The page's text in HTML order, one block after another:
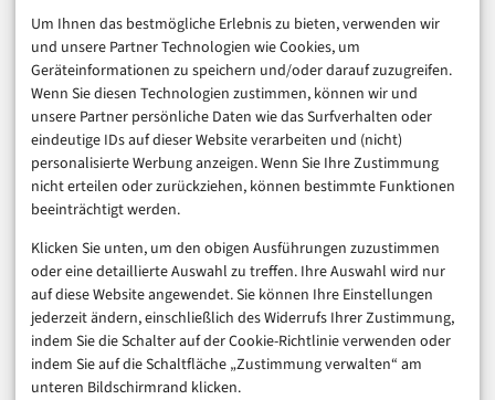
Um Ihnen das bestmögliche Erlebnis zu bieten, verwenden wir
und unsere Partner Technologien wie Cookies, um
Geräteinformationen zu speichern und/oder darauf zuzugreifen.
Wenn Sie diesen Technologien zustimmen, können wir und
unsere Partner persönliche Daten wie das Surfverhalten oder
eindeutige IDs auf dieser Website verarbeiten und (nicht)
personalisierte Werbung anzeigen. Wenn Sie Ihre Zustimmung
nicht erteilen oder zurückziehen, können bestimmte Funktionen
beeinträchtigt werden.
Klicken Sie unten, um den obigen Ausführungen zuzustimmen
oder eine detaillierte Auswahl zu treffen. Ihre Auswahl wird nur
auf diese Website angewendet. Sie können Ihre Einstellungen
jederzeit ändern, einschließlich des Widerrufs Ihrer Zustimmung,
indem Sie die Schalter auf der Cookie-Richtlinie verwenden oder
indem Sie auf die Schaltfläche „Zustimmung verwalten“ am
unteren Bildschirmrand klicken.
mehr Implementierungsaufwand erfordern, als die
glatte Marketing-Rhetorik suggeriert.
Akzeptanz bei den Mitarbeitern: Der
menschliche Faktor
Ein oft unterschätzter Aspekt bei der Einführung neuer
Technologien ist die Akzeptanz durch die Mitarbeiter.
KI-Agenten, die Entscheidungen treffen und
Handlungen auslösen, könnten von Teilen der
Belegschaft als Bedrohung wahrgenommen werden –
insbesondere wenn sie Aufgaben übernehmen, die